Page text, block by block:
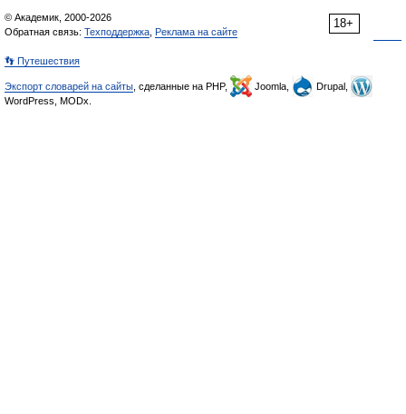
18+
© Академик, 2000-2026
Обратная связь: Техподдержка Реклама на сайте
👣 Путешествия
Экспорт словарей на сайты , сделанные на PHP, Joomla,
Drupal,
WordPress, MODx.